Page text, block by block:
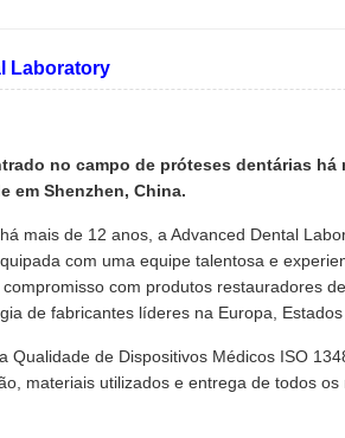
Laboratory
no campo de próteses dentárias
em Shenzhen, China.
mais de 12 anos, a Advanced Dental
com uma equipe talentosa e
com produtos restauradores
de fabricantes líderes na Europa, Estados
Qualidade de Dispositivos Médicos ISO
materiais utilizados e entrega de todos